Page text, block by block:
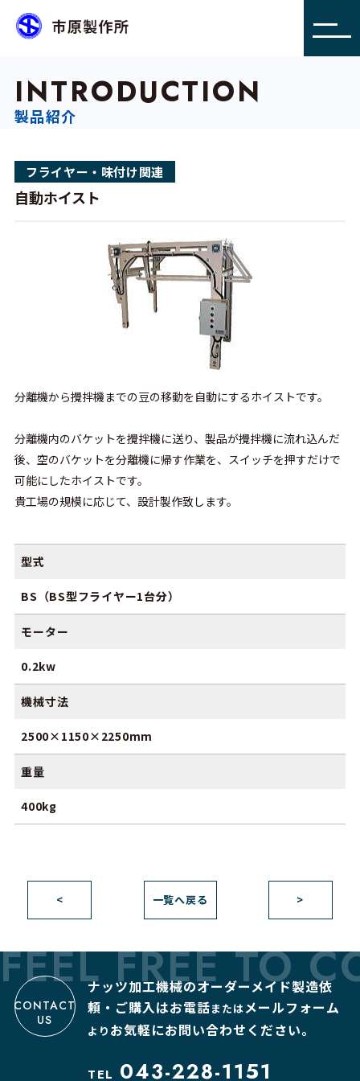
INTRODUCTION
製品紹介
フライヤー・味付け関連
自動ホイスト
分離機から攪拌機までの豆の移動を自動にするホイストです。
分離機内のバケットを攪拌機に送り、製品が攪拌機に流れ込んだ
後、空のバケットを分離機に帰す作業を、スイッチを押すだけで
可能にしたホイストです。
貴工場の規模に応じて、設計製作致します。
型式
BS（BS型フライヤー1台分）
モーター
0.2kw
機械寸法
2500×1150×2250mm
重量
400kg
< 一覧へ戻る >
FEEL FREE TO
CONTACT
US
ナッツ加工機械のオーダーメイド製造依
頼・ご購入はお電話またはメールフォーム
より お気軽にお問い合わせください。
TEL 043-228-1151